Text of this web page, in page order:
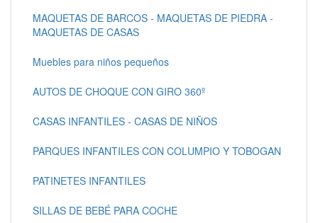
MAQUETAS DE BARCOS - MAQUETAS DE PIEDRA -
MAQUETAS DE CASAS
Muebles para niños pequeños
AUTOS DE CHOQUE CON GIRO 360º
CASAS INFANTILES - CASAS DE NIÑOS
PARQUES INFANTILES CON COLUMPIO Y TOBOGAN
PATINETES INFANTILES
SILLAS DE BEBÉ PARA COCHE